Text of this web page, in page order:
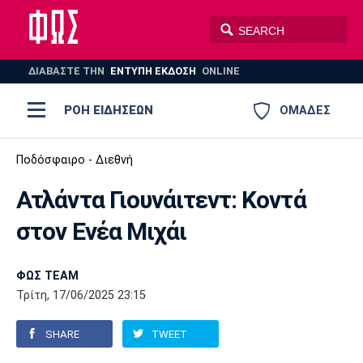
ΔΙΑΒΑΣΤΕ THN ΕΝΤΥΠΗ ΕΚΔΟΣΗ ONLINE
ΟΜΑΔΕΣ
ΡΟΗ ΕΙΔΗΣΕΩΝ
ΠΟΔΟΣΦΑΙΡΟ
AUTO-MOTO
Ποδόσφαιρο
Super League 1
Super League 2
Γ Εθνική
Ελλάδα
Μπάσκετ
Ελλάδα
Εθνική
EuroLeague
Ολυμπιακοί Αγώνες
Βόλεϊ
Πόλο
Ολυμπιακός ΑΕΚ
Παναθηναϊκός Ατρόμητος
Ποδόσφαιρο - Διεθνή
Ατλάντα Γιουνάιτεντ: Κοντά
στον Ενέα Μιχάι
ΦΩΣ TEAM
Τρίτη, 17/06/2025 23:15
SHARE TWEET